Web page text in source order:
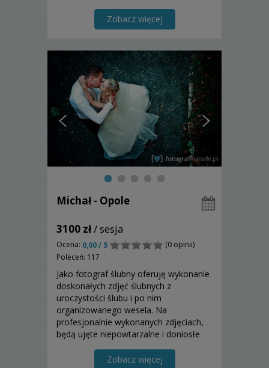
Zobacz więcej
Michał - Opole
3100 zł/ sesja
Ocena: 0,00 / 5
(0 opinii)
Poleceń: 117
Jako fotograf ślubny oferuję wykonanie
doskonałych zdjęć ślubnych z
uroczystości ślubu i po nim
organizowanego wesela. Na
profesjonalnie wykonanych zdjęciach,
będą ujęte niepowtarzalne i doniosłe
Zapraszam do zapoznania się z moją
Zobacz więcej